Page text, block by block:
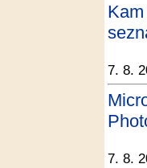
7. 8.
7. 8.